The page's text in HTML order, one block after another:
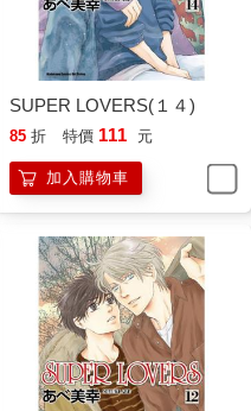
SUPER LOVERS(１４)
85 折 特價 111 元
加入購物車